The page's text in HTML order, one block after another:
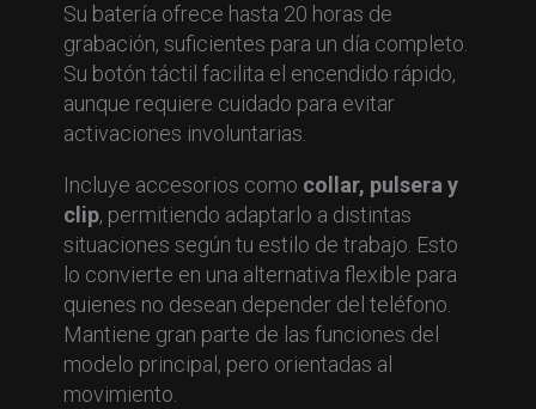
Su batería ofrece hasta 20 horas de
grabación, suficientes para un día completo.
Su botón táctil facilita el encendido rápido,
aunque requiere cuidado para evitar
activaciones involuntarias.
Incluye accesorios como collar, pulsera y
clip, permitiendo adaptarlo a distintas
situaciones según tu estilo de trabajo. Esto
lo convierte en una alternativa flexible para
quienes no desean depender del teléfono.
Mantiene gran parte de las funciones del
modelo principal, pero orientadas al
movimiento.